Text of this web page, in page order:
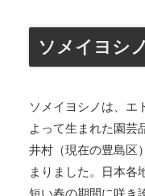
ソメイヨシ
ソメイヨシノは、エ
よって生まれた園芸
井村（現在の豊島区
まりました。日本各
短い春の期間に咲き